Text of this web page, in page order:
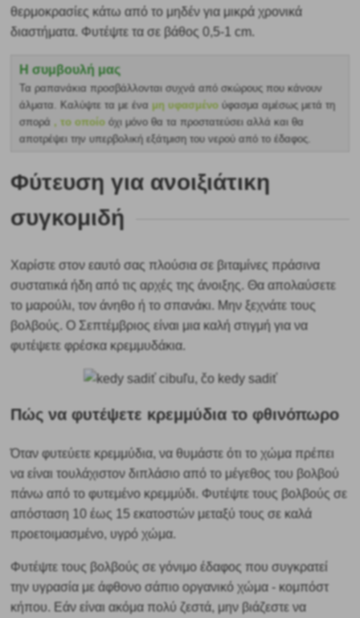
θερμοκρασίες κάτω από το μηδέν για μικρά χρονικά
διαστήματα. Φυτέψτε τα σε βάθος 0,5-1 cm.
Η συμβουλή μας
Τα ραπανάκια προσβάλλονται συχνά από σκώρους που κάνουν
άλματα. Καλύψτε τα με έναμη υφασμένο ύφασμα αμέσως μετά τη
σπορά, το οποίο όχι μόνο θα τα προστατεύσει αλλά και θα
αποτρέψει την υπερβολική εξάτμιση του νερού από το έδαφος.
Φύτευση για ανοιξιάτικη
συγκομιδή
Χαρίστε στον εαυτό σας πλούσια σε βιταμίνες πράσινα
συστατικά ήδη από τις αρχές της άνοιξης. Θα απολαύσετε
το μαρούλι, τον άνηθο ή το σπανάκι. Μην ξεχνάτε τους
βολβούς. Ο Σεπτέμβριος είναι μια καλή στιγμή για να
φυτέψετε φρέσκα κρεμμυδάκια.
Πώς να φυτέψετε κρεμμύδια το φθινόπωρο
Όταν φυτεύετε κρεμμύδια, να θυμάστε ότι το χώμα πρέπει
να είναι τουλάχιστον διπλάσιο από το μέγεθος του βολβού
πάνω από το φυτεμένο κρεμμύδι.Φυτέψτε τους βολβούς σε
απόσταση 10 έως 15 εκατοστών μεταξύ τους σε καλά
προετοιμασμένο, υγρό χώμα.
Φυτέψτε τους βολβούς σε γόνιμο έδαφος που συγκρατεί
την υγρασία με άφθονο σάπιο οργανικό χώμα - κομπόστ
κήπου. Εάν είναι ακόμα πολύ ζεστά, μην βιάζεστε να